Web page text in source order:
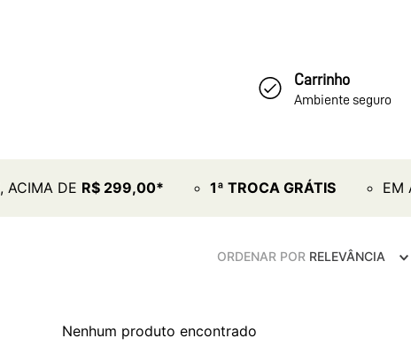
Carrinho
Ambiente seguro
, ACIMA DE R$ 299,00* 1ª TROCA GRÁTIS EM
ORDENAR POR RELEVÂNCIA
Nenhum produto encontrado